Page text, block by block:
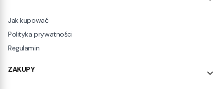
Jak kupować
Polityka prywatności
Regulamin
ZAKUPY